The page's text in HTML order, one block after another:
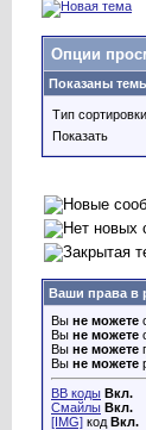
Опции
Показаны
Тип сортировки
Показать
Ваши права в
Вы не можете
Вы не можете
Вы не можете
Вы не можете
BB коды Вкл.
Смайлы Вкл.
[IMG] код Вкл.